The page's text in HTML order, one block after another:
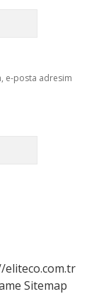
e-posta adresim
eliteco.com.tr
Sitemap